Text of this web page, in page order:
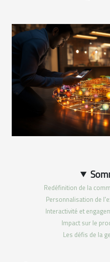
Redéfinition de la
Personnalisation de
Interactivité et
Impact sur le
Les défis de la